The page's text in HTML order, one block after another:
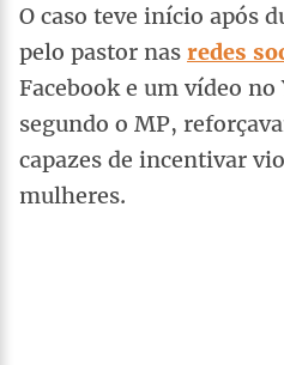
O caso teve início após
pelo pastor nas redes
Facebook e um vídeo
segundo o MP,
capazes de incentivar
mulheres.